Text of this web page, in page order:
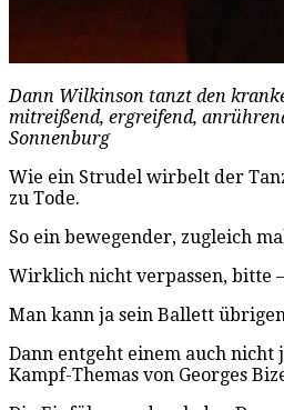
Dann Wilkinson tanzt den
mitreißend, ergreifend,
Sonnenburg
Wie ein Strudel wirbelt der
zu Tode.
So ein bewegender, zugleich
Wirklich nicht verpassen, bitte
Man kann ja sein Ballett
Dann entgeht einem auch
Kampf-Themas von Georges